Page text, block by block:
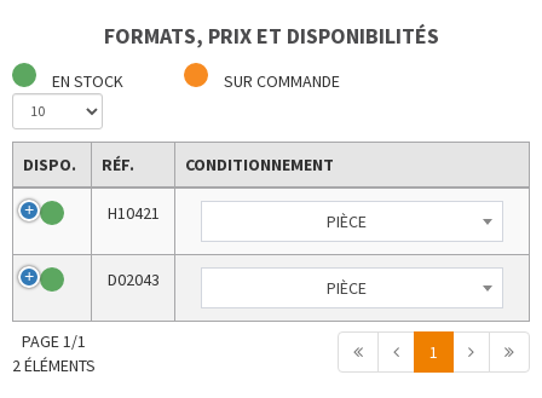
FORMATS, PRIX ET DISPONIBILITÉS
EN STOCK SUR COMMANDE
DISPO. RÉF. CONDITIONNEMENT
H10421 PIÈCE
D02043 PIÈCE
PAGE 1/1
2 ÉLÉMENTS
1